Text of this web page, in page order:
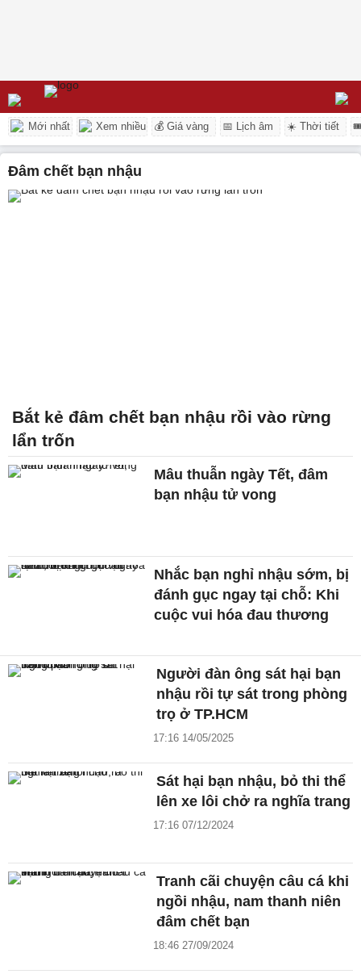
Mới nhất Xem nhiều 💰 Giá vàng 📅 Lịch âm ☀️ Thời tiết
đâm chết bạn nhậu
Bắt kẻ đâm chết bạn nhậu rồi vào rừng
lẩn trốn
Mâu thuẫn ngày Tết, đâm
bạn nhậu tử vong
Nhắc bạn nghỉ nhậu sớm, bị
đánh gục ngay tại chỗ: Khi
cuộc vui hóa đau thương
Người đàn ông sát hại bạn
nhậu rồi tự sát trong phòng
trọ ở TP.HCM
17:16 14/05/2025
Sát hại bạn nhậu, bỏ thi thể
lên xe lôi chở ra nghĩa trang
17:16 07/12/2024
Tranh cãi chuyện câu cá khi
ngồi nhậu, nam thanh niên
đâm chết bạn
18:46 27/09/2024